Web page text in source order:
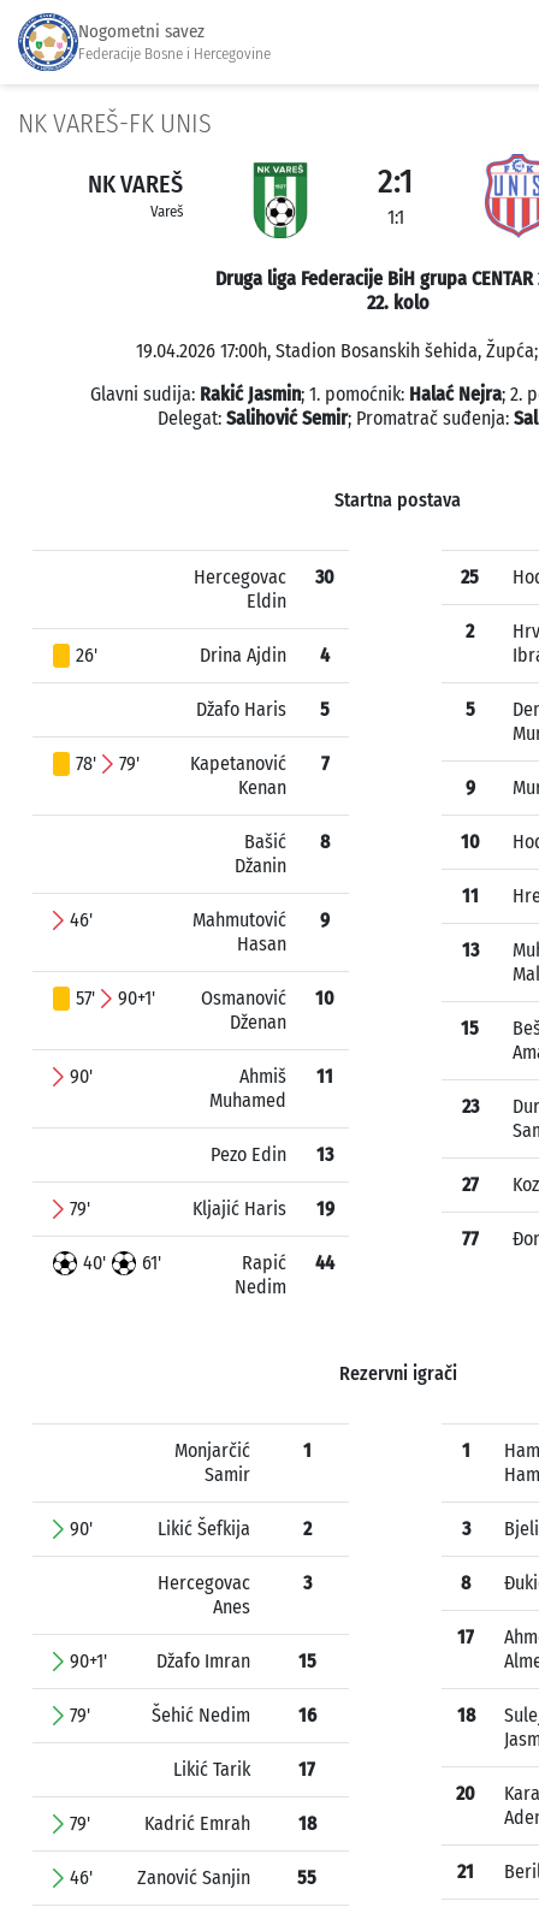
Nogometni savez
Federacije Bosne i Hercegovine
NK VAREŠ-FK UNIS
NK VAREŠ
Vareš
2:1
1:1
Druga liga Federacije BiH grupa CENTAR
22. kolo
19.04.2026 17:00h, Stadion Bosanskih šehida,
Glavni sudija: Rakić Jasmin; 1. pomoćnik: Halać Nejra; 2.
Delegat: Salihović Semir; Promatrač suđenja:
Startna postava
Hercegovac
Eldin
30
26' Drina Ajdin 4
Džafo Haris 5
78' 79'
Kapetanović
Kenan
7
Bašić
Džanin
8
46'
Mahmutović
Hasan
9
57' 90+1'
Osmanović
Dženan
10
90'
Ahmiš
Muhamed
11
Pezo Edin 13
79' Kljajić Haris 19
40' 61'
Rapić
Nedim
44
25
2
5
9
10
11
13
15
23
27
77
Rezervni igrači
Monjarčić
Samir
1
90' Likić Šefkija 2
Hercegovac
Anes
3
90+1' Džafo Imran 15
79' Šehić Nedim 16
Likić Tarik 17
79' Kadrić Emrah 18
46' Zanović Sanjin 55
1
3
8
17
18
20
21